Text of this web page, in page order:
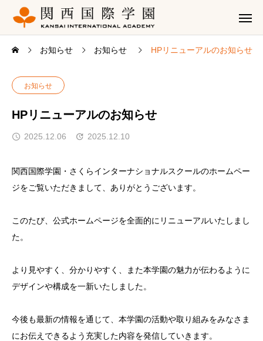
お知らせ お知らせ HPリニューアルのお知らせ
お知らせ
HPリニューアルのお知らせ
2025.12.06 2025.12.10
関西国際学園・さくらインターナショナルスクールのホームペー
ジをご覧いただきまして、ありがとうございます。
このたび、公式ホームページを全面的にリニューアルいたしまし
た。
より見やすく、分かりやすく、また本学園の魅力が伝わるように
デザインや構成を一新いたしました。
今後も最新の情報を通じて、本学園の活動や取り組みをみなさま
にお伝えできるよう充実した内容を発信していきます。